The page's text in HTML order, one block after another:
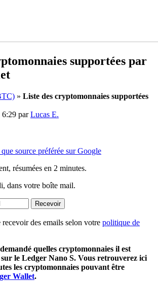
supportées par
» Liste des cryptomonnaies supportées
6:29 parLucas E.
source préférée sur Google
résumées en 2 minutes.
dans votre boîte mail.
Recevoir
des emails selon votre politique de
quelles cryptomonnaies il est
le Ledger Nano S. Vous retrouverez ici
les cryptomonnaies pouvant être
Wallet.